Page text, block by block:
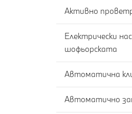
Активно
Електрически
шофьорската
Автоматична